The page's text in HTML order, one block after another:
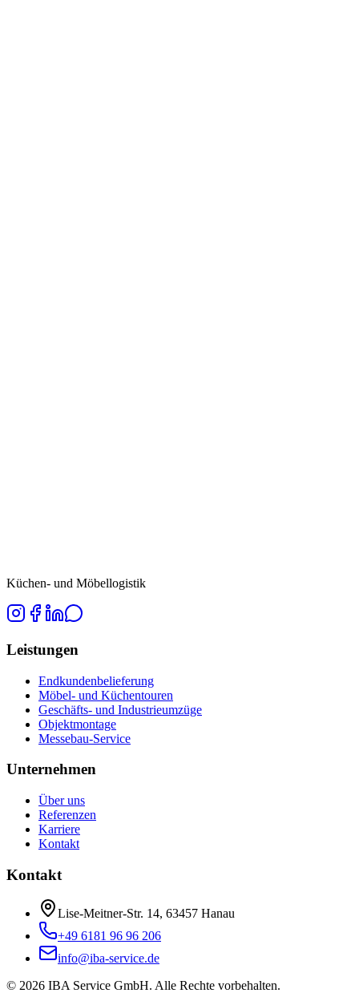
Küchen- und Möbellogistik
Leistungen
Endkundenbelieferung
Möbel- und Küchentouren
Geschäfts- und Industrieumzüge
Objektmontage
Messebau-Service
Unternehmen
Über uns
Referenzen
Karriere
Kontakt
Kontakt
Lise-Meitner-Str. 14, 63457 Hanau
+49 6181 96 96 206
info@iba-service.de
© 2026 IBA Service GmbH. Alle Rechte vorbehalten.